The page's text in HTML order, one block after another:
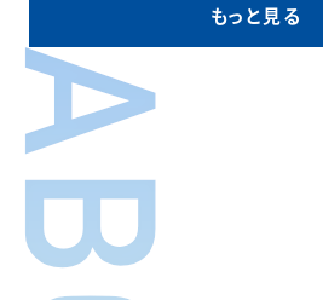
もっと見る